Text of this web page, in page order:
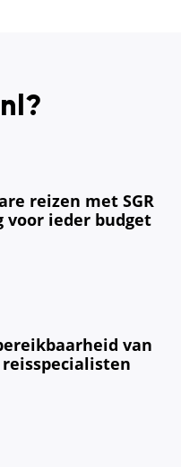
reizen met SGR
voor ieder budget
van
reisspecialisten